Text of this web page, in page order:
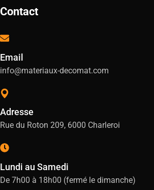
Contact
Email
info@materiaux-decomat.com
Adresse
Rue du Roton 209, 6000 Charleroi
Lundi au Samedi
De 7h00 à 18h00 (fermé le dimanche)